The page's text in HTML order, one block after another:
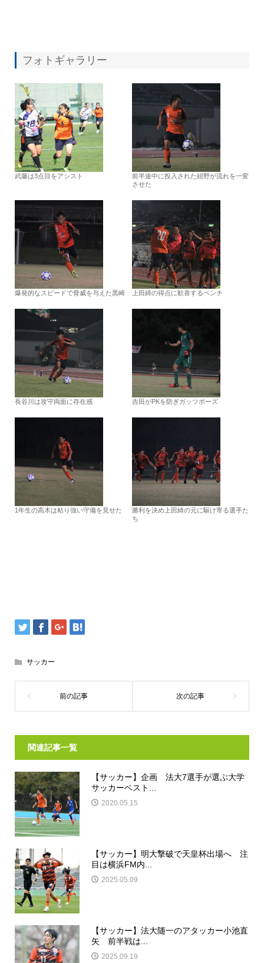
フォトギャラリー
武藤は3点目をアシスト
前半途中に投入された紺野が流れを一変
させた
爆発的なスピードで脅威を与えた黒崎 上田綺の得点に歓喜するベンチ
長谷川は攻守両面に存在感 吉田がPKを防ぎガッツポーズ
1年生の高木は粘り強い守備を見せた
勝利を決め上田綺の元に駆け寄る選手た
ち
サッカー
関連記事一覧
【サッカー】企画 法大7選手が選ぶ大学
サッカーベスト...
2020.05.15
【サッカー】明大撃破で天皇杯出場へ 注
目は横浜FM内...
2025.05.09
【サッカー】法大随一のアタッカー小池直
矢 前半戦は...
2025.09.19